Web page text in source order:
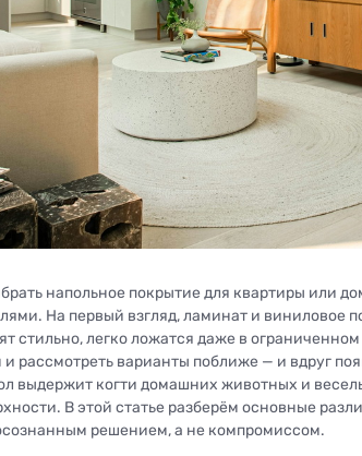
напольное покрытие для квартиры или
На первый взгляд, ламинат и виниловое
стильно, легко ложатся даже в
и рассмотреть варианты поближе — и вдруг
выдержит когти домашних животных и
В этой статье разберём основные
решением, а не компромиссом.